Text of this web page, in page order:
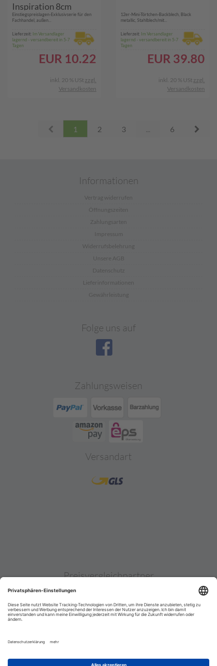
Inspiration 8cm
Ø30cm schwarz
Einstiegspreislagen-Exklusivserie für den
Fachhandel, außen...
Lieferzeit: Im Versandlager
lagernd - versandbereit in 5-7
Tagen
EUR 10.22
inkl. 20 % USt zzgl.
Versandkosten
12er-Mini-Törtchen-Backblech, Black
metallic, Stahlblech/mit...
Lieferzeit: Im Versandlager
lagernd - versandbereit in 5-7
Tagen
EUR 39.80
inkl. 20 % USt zzgl.
Versandkosten
1 2 3 ... 6
Informationen
Vertrag widerrufen
Öffnungszeiten
Zahlungsarten
Impressum
Widerrufsbelehrung
Unsere AGB
Datenschutz
Lieferinformationen
Gewährleistung
Folge uns auf
Zahlungsweisen
Versandart
Preisvergleichpartner